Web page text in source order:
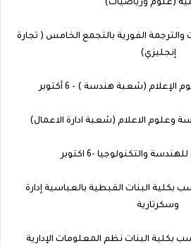
(علوم ورياضيات)
والترجمة الفورية بالتجمع الخامس ( تجارة
إنجليزي)
الإعلام (شعبة هندسة ) - 6 أكتوبر
وعلوم الاعلام (شعبة ادارة الاعمال)
والتكنولوجيا -6 اكتوبر
بكلية البنات القبطية بالعباسية إدارة
وسكرتارية
بكلية البنات نظم المعلومات الإدارية